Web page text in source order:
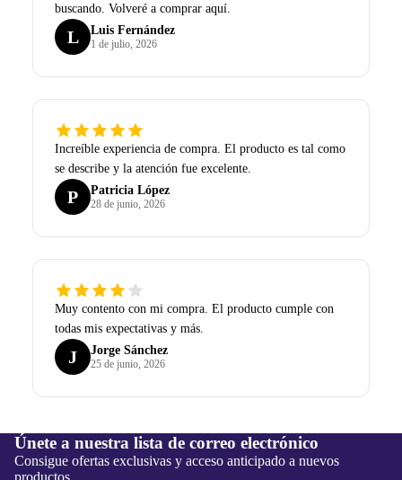
buscando. Volveré a comprar aquí.
L Luis Fernández
1 de julio, 2026
Increíble experiencia de compra. El producto es tal como
se describe y la atención fue excelente.
P Patricia López
28 de junio, 2026
Muy contento con mi compra. El producto cumple con
todas mis expectativas y más.
J Jorge Sánchez
25 de junio, 2026
Únete a nuestra lista de correo electrónico
Consigue ofertas exclusivas y acceso anticipado a nuevos